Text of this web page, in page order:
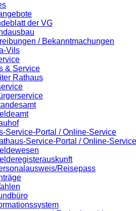
der VG
/ Bekanntmachungen
Vils
& Service
Rathaus
Service-Portal / Online-Service
Service-Portal / Online-Service
Reisepass